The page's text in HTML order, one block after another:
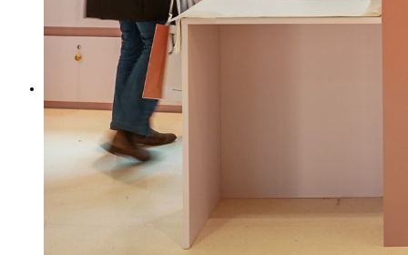
Expertise
Nos métiers
Apsys Brand Booster